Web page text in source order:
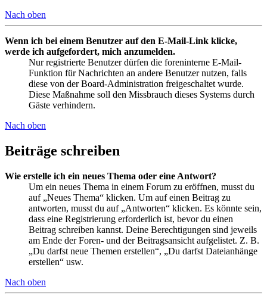
Nach oben
Wenn ich bei einem Benutzer auf den E-Mail-Link klicke,
werde ich aufgefordert, mich anzumelden.
Nur registrierte Benutzer dürfen die foreninterne E-Mail-
Funktion für Nachrichten an andere Benutzer nutzen, falls
diese von der Board-Administration freigeschaltet wurde.
Diese Maßnahme soll den Missbrauch dieses Systems durch
Gäste verhindern.
Nach oben
Beiträge schreiben
Wie erstelle ich ein neues Thema oder eine Antwort?
Um ein neues Thema in einem Forum zu eröffnen, musst du
auf „Neues Thema“ klicken. Um auf einen Beitrag zu
antworten, musst du auf „Antworten“ klicken. Es könnte sein,
dass eine Registrierung erforderlich ist, bevor du einen
Beitrag schreiben kannst. Deine Berechtigungen sind jeweils
am Ende der Foren- und der Beitragsansicht aufgelistet. Z. B.
„Du darfst neue Themen erstellen“, „Du darfst Dateianhänge
erstellen“ usw.
Nach oben